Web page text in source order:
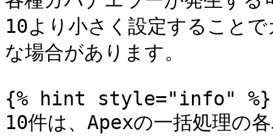
10より小さく設定すること
な場合があります。
{% hint style="info" %}
10件は、Apexの一括処理の